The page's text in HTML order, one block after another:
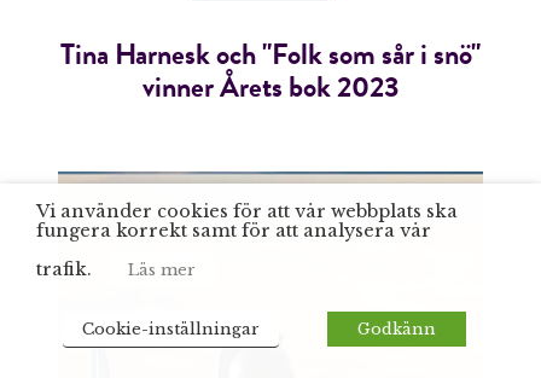
Tina Harnesk och "Folk som sår i snö"
vinner Årets bok 2023
Vi använder cookies för att vår webbplats ska
fungera korrekt samt för att analysera vår
trafik.
Läs mer
Cookie-inställningar Godkänn